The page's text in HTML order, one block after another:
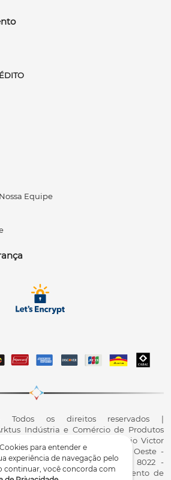
para entender e
experiência de navegação pelo
continuar, você concorda com
Equipe
Todos os direitos reservados |
Indústria e Comércio de Produtos
01.417.367/0001-78 | R. Antônio Victor
Industrial II, Santa Tereza do Oeste -
900 - Fale conosco: 0800 200 8022 -
| Autorização de Funcionamento de